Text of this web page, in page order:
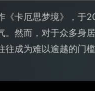
《卡厄思梦境》，于
然而，对于众多身
成为难以逾越的门